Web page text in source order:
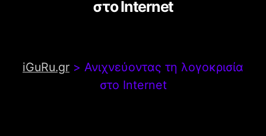
στο Internet
iGuRu.gr > Ανιχνεύοντας τη λογοκρισία
στο Internet